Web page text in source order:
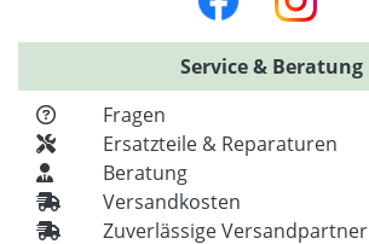
Service & Beratung
Fragen
Ersatzteile & Reparaturen
Beratung
Versandkosten
Zuverlässige Versandpartner